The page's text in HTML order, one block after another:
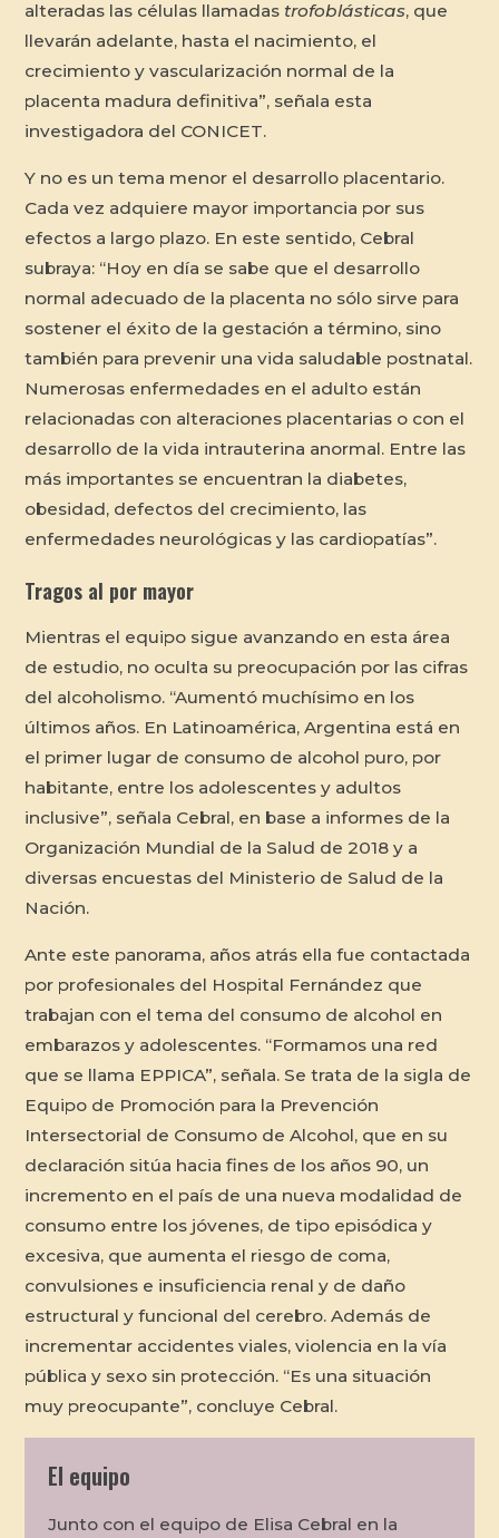
alteradas las células llamadas trofoblásticas, que
llevarán adelante, hasta el nacimiento, el
crecimiento y vascularización normal de la
placenta madura definitiva”, señala esta
investigadora del CONICET.
Y no es un tema menor el desarrollo placentario.
Cada vez adquiere mayor importancia por sus
efectos a largo plazo. En este sentido, Cebral
subraya: “Hoy en día se sabe que el desarrollo
normal adecuado de la placenta no sólo sirve para
sostener el éxito de la gestación a término, sino
también para prevenir una vida saludable postnatal.
Numerosas enfermedades en el adulto están
relacionadas con alteraciones placentarias o con el
desarrollo de la vida intrauterina anormal. Entre las
más importantes se encuentran la diabetes,
obesidad, defectos del crecimiento, las
enfermedades neurológicas y las cardiopatías”.
Tragos al por mayor
Mientras el equipo sigue avanzando en esta área
de estudio, no oculta su preocupación por las cifras
del alcoholismo. “Aumentó muchísimo en los
últimos años. En Latinoamérica, Argentina está en
el primer lugar de consumo de alcohol puro, por
habitante, entre los adolescentes y adultos
inclusive”, señala Cebral, en base a informes de la
Organización Mundial de la Salud de 2018 y a
diversas encuestas del Ministerio de Salud de la
Nación.
Ante este panorama, años atrás ella fue contactada
por profesionales del Hospital Fernández que
trabajan con el tema del consumo de alcohol en
embarazos y adolescentes. “Formamos una red
que se llama EPPICA”, señala. Se trata de la sigla de
Equipo de Promoción para la Prevención
Intersectorial de Consumo de Alcohol, que en su
declaración sitúa hacia fines de los años 90, un
incremento en el país de una nueva modalidad de
consumo entre los jóvenes, de tipo episódica y
excesiva, que aumenta el riesgo de coma,
convulsiones e insuficiencia renal y de daño
estructural y funcional del cerebro. Además de
incrementar accidentes viales, violencia en la vía
pública y sexo sin protección. “Es una situación
muy preocupante”, concluye Cebral.
El equipo
Junto con el equipo de Elisa Cebral en la